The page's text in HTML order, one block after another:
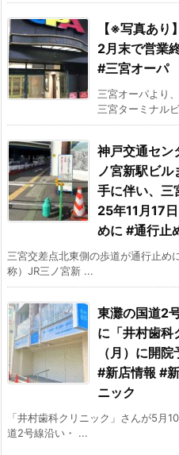
【※写真あ
2月末で営業
#三宮オーパ
三宮オーパより
三宮ターミナル
神戸交通セン
ノ宮新駅ビ
手に伴い、三
25年11月17
めに #通行止
三宮交差点北東側の歩道が通行止め
称）JR三ノ宮新 ...
東灘の国道2
に「井村歯科
（月）に開
#新店情報 #
ニック
「井村歯科クリニック」さんが5月
道2号線沿い・ ...